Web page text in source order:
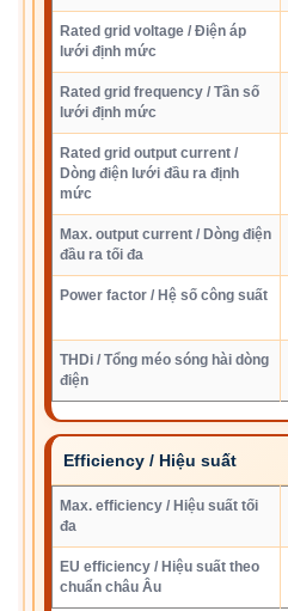
Rated grid voltage / Điện áp
lưới định mức
Rated grid frequency / Tần số
lưới định mức
Rated grid output current /
Dòng điện lưới đầu ra định
mức
Max. output current / Dòng điện
đầu ra tối đa
Power factor / Hệ số công suất
THDi / Tổng méo sóng hài dòng
điện
Efficiency / Hiệu suất
Max. efficiency / Hiệu suất tối
đa
EU efficiency / Hiệu suất theo
chuẩn châu Âu